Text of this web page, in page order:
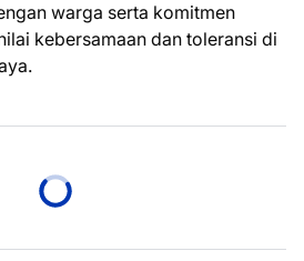
warga serta komitmen
kebersamaan dan toleransi di